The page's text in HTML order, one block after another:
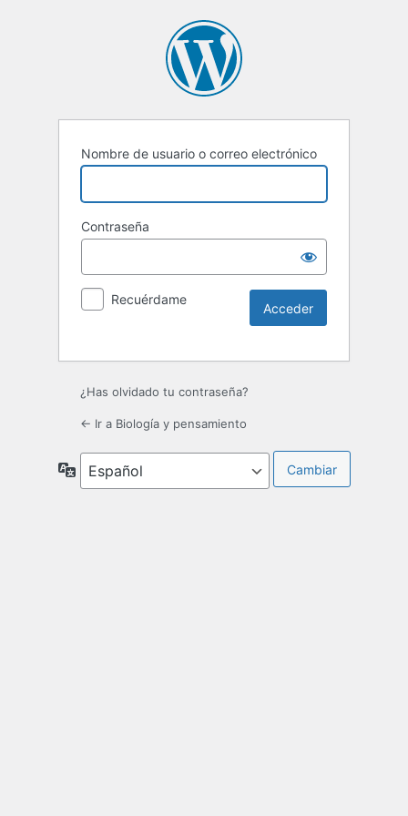
Nombre de usuario o correo electrónico
Contraseña
Recuérdame
¿Has olvidado tu contraseña?
← Ir a Biología y pensamiento
Idioma